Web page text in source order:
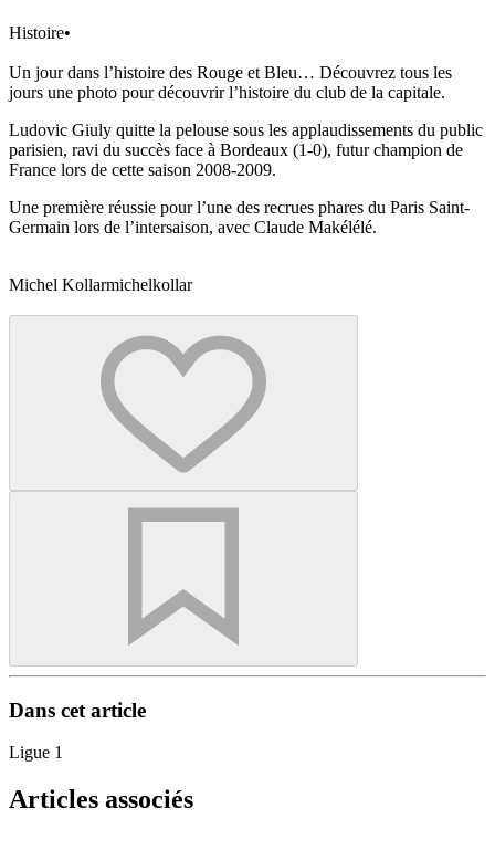
Histoire•
Un jour dans l’histoire des Rouge et Bleu… Découvrez tous les
jours une photo pour découvrir l’histoire du club de la capitale.
Ludovic Giuly quitte la pelouse sous les applaudissements du public
parisien, ravi du succès face à Bordeaux (1-0), futur champion de
France lors de cette saison 2008-2009.
Une première réussie pour l’une des recrues phares du Paris Saint-
Germain lors de l’intersaison, avec Claude Makélélé.
Michel Kollarmichelkollar
Dans cet article
Ligue 1
Articles associés